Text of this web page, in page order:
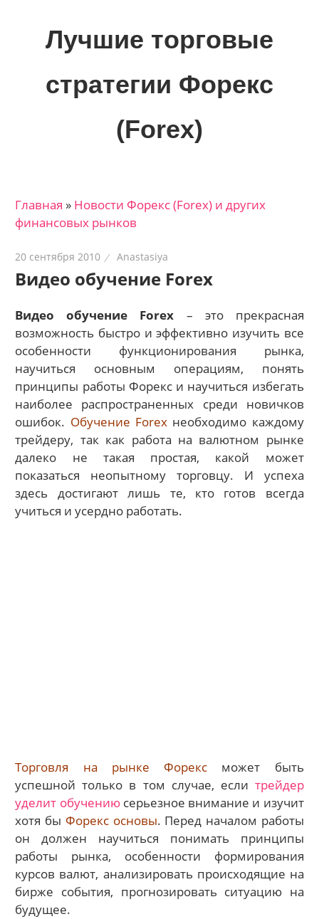
Лучшие торговые
стратегии Форекс
(Forex)
трейдеров
на
рынках:
стратегии,
новости…
Главная » Новости Форекс (Forex) и других
финансовых рынков
20 сентября 2010 Anastasiya
Видео обучение Forex
Видео обучение Forex – это прекрасная
возможность быстро и эффективно изучить все
особенности функционирования рынка,
научиться основным операциям, понять
принципы работы Форекс и научиться избегать
наиболее распространенных среди новичков
ошибок. Обучение Forex необходимо каждому
трейдеру, так как работа на валютном рынке
далеко не такая простая, какой может
показаться неопытному торговцу. И успеха
здесь достигают лишь те, кто готов всегда
учиться и усердно работать.
Торговля на рынке Форекс может быть
успешной только в том случае, если трейдер
уделит обучениюсерьезное внимание и изучит
хотя бы Форекс основы. Перед началом работы
он должен научиться понимать принципы
работы рынка, особенности формирования
курсов валют, анализировать происходящие на
бирже события, прогнозировать ситуацию на
будущее.